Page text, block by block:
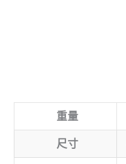
重量
尺寸